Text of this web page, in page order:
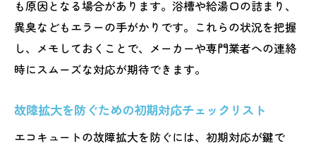
も原因となる場合があります。浴槽や給湯口の詰まり、
異臭などもエラーの手がかりです。これらの状況を把握
し、メモしておくことで、メーカーや専門業者への連絡
時にスムーズな対応が期待できます。
故障拡大を防ぐための初期対応チェックリスト
エコキュートの故障拡大を防ぐには、初期対応が鍵で